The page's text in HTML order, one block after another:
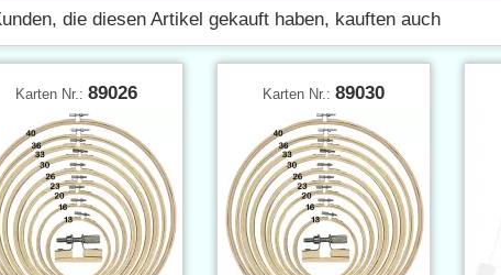
die diesen Artikel gekauft haben, kauften auch
Karten Nr.: 89026 Karten Nr.: 89030